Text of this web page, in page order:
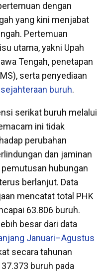
dengan
yang kini menjabat
Pertemuan
utama, yakni Upah
Tengah, penetapan
serta penyediaan
buruh.
serikat buruh melalui
ini tidak
perubahan
dan jaminan
hubungan
berlanjut. Data
mencatat total PHK
63.806 buruh.
besar dari data
Januari–Agustus
secara tahunan
buruh pada